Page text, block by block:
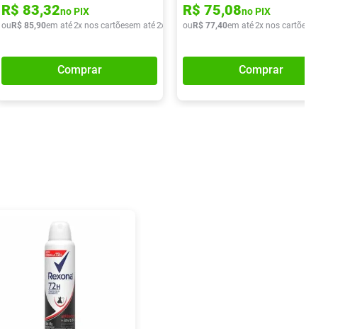
R$ 35,95
R$ 83,32no PIX
ouR$ 85,90em até2x nos cartõesem até2x de R$ 42,95
Comprar
R$ 75,08no PIX
ouR$ 77,40em até2x nos cartões
Comprar